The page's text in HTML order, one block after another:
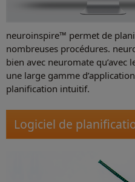
neuroinspire™ permet de
nombreuses procédures.
bien avec neuromate qu’avec
une large gamme
planification intuitif.
Logiciel de